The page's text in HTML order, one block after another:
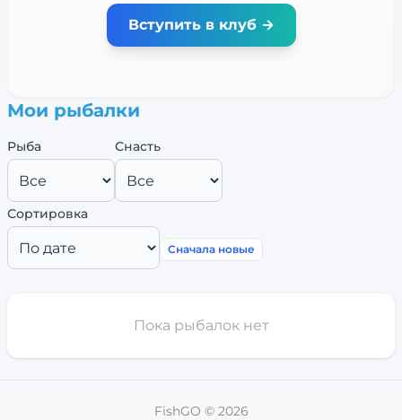
Вступить в клуб →
Мои рыбалки
Рыба Снасть
Сортировка
Сначала новые
Пока рыбалок нет
FishGO © 2026